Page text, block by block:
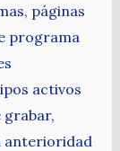
páginas
programa
activos
grabar,
anterioridad